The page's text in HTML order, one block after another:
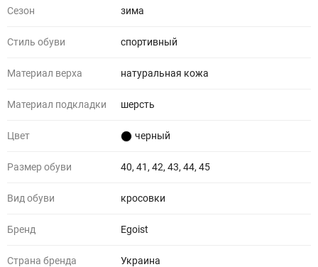
Сезон зима
Стиль обуви спортивный
Материал верха натуральная кожа
Материал подкладки шерсть
Цвет черный
Размер обуви 40, 41, 42, 43, 44, 45
Вид обуви кросовки
Бренд Egoist
Страна бренда Украина